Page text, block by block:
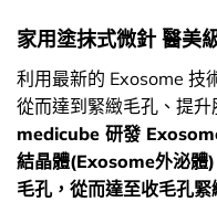
家用塗抹式微針 醫美
利用最新的 Exosome 技
從而達到緊緻毛孔、提升
medicube 研發
結晶體(Exosome外泌體
毛孔，從而達至收毛孔緊